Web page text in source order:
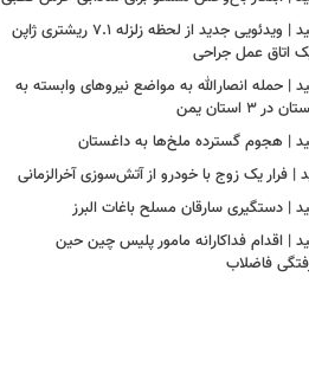
ببینید | ویدئویی جدید از لحظه زلزله ۷.۱ ریشتری ژاپن
اتاق عمل جراحی
| حمله انصارالله به مواضع نیروهای وابسته به
در ۳ استان یمن
| هجوم گسترده ملخ‌ها به داغستان
| فرار یک زوج با خودرو از آتش‌سوزی آخرالزمانی
| دستگیری سارقان مسلح باغات البرز
| اقدام فداکارانه مامور پلیس چین حین
فاضلاب